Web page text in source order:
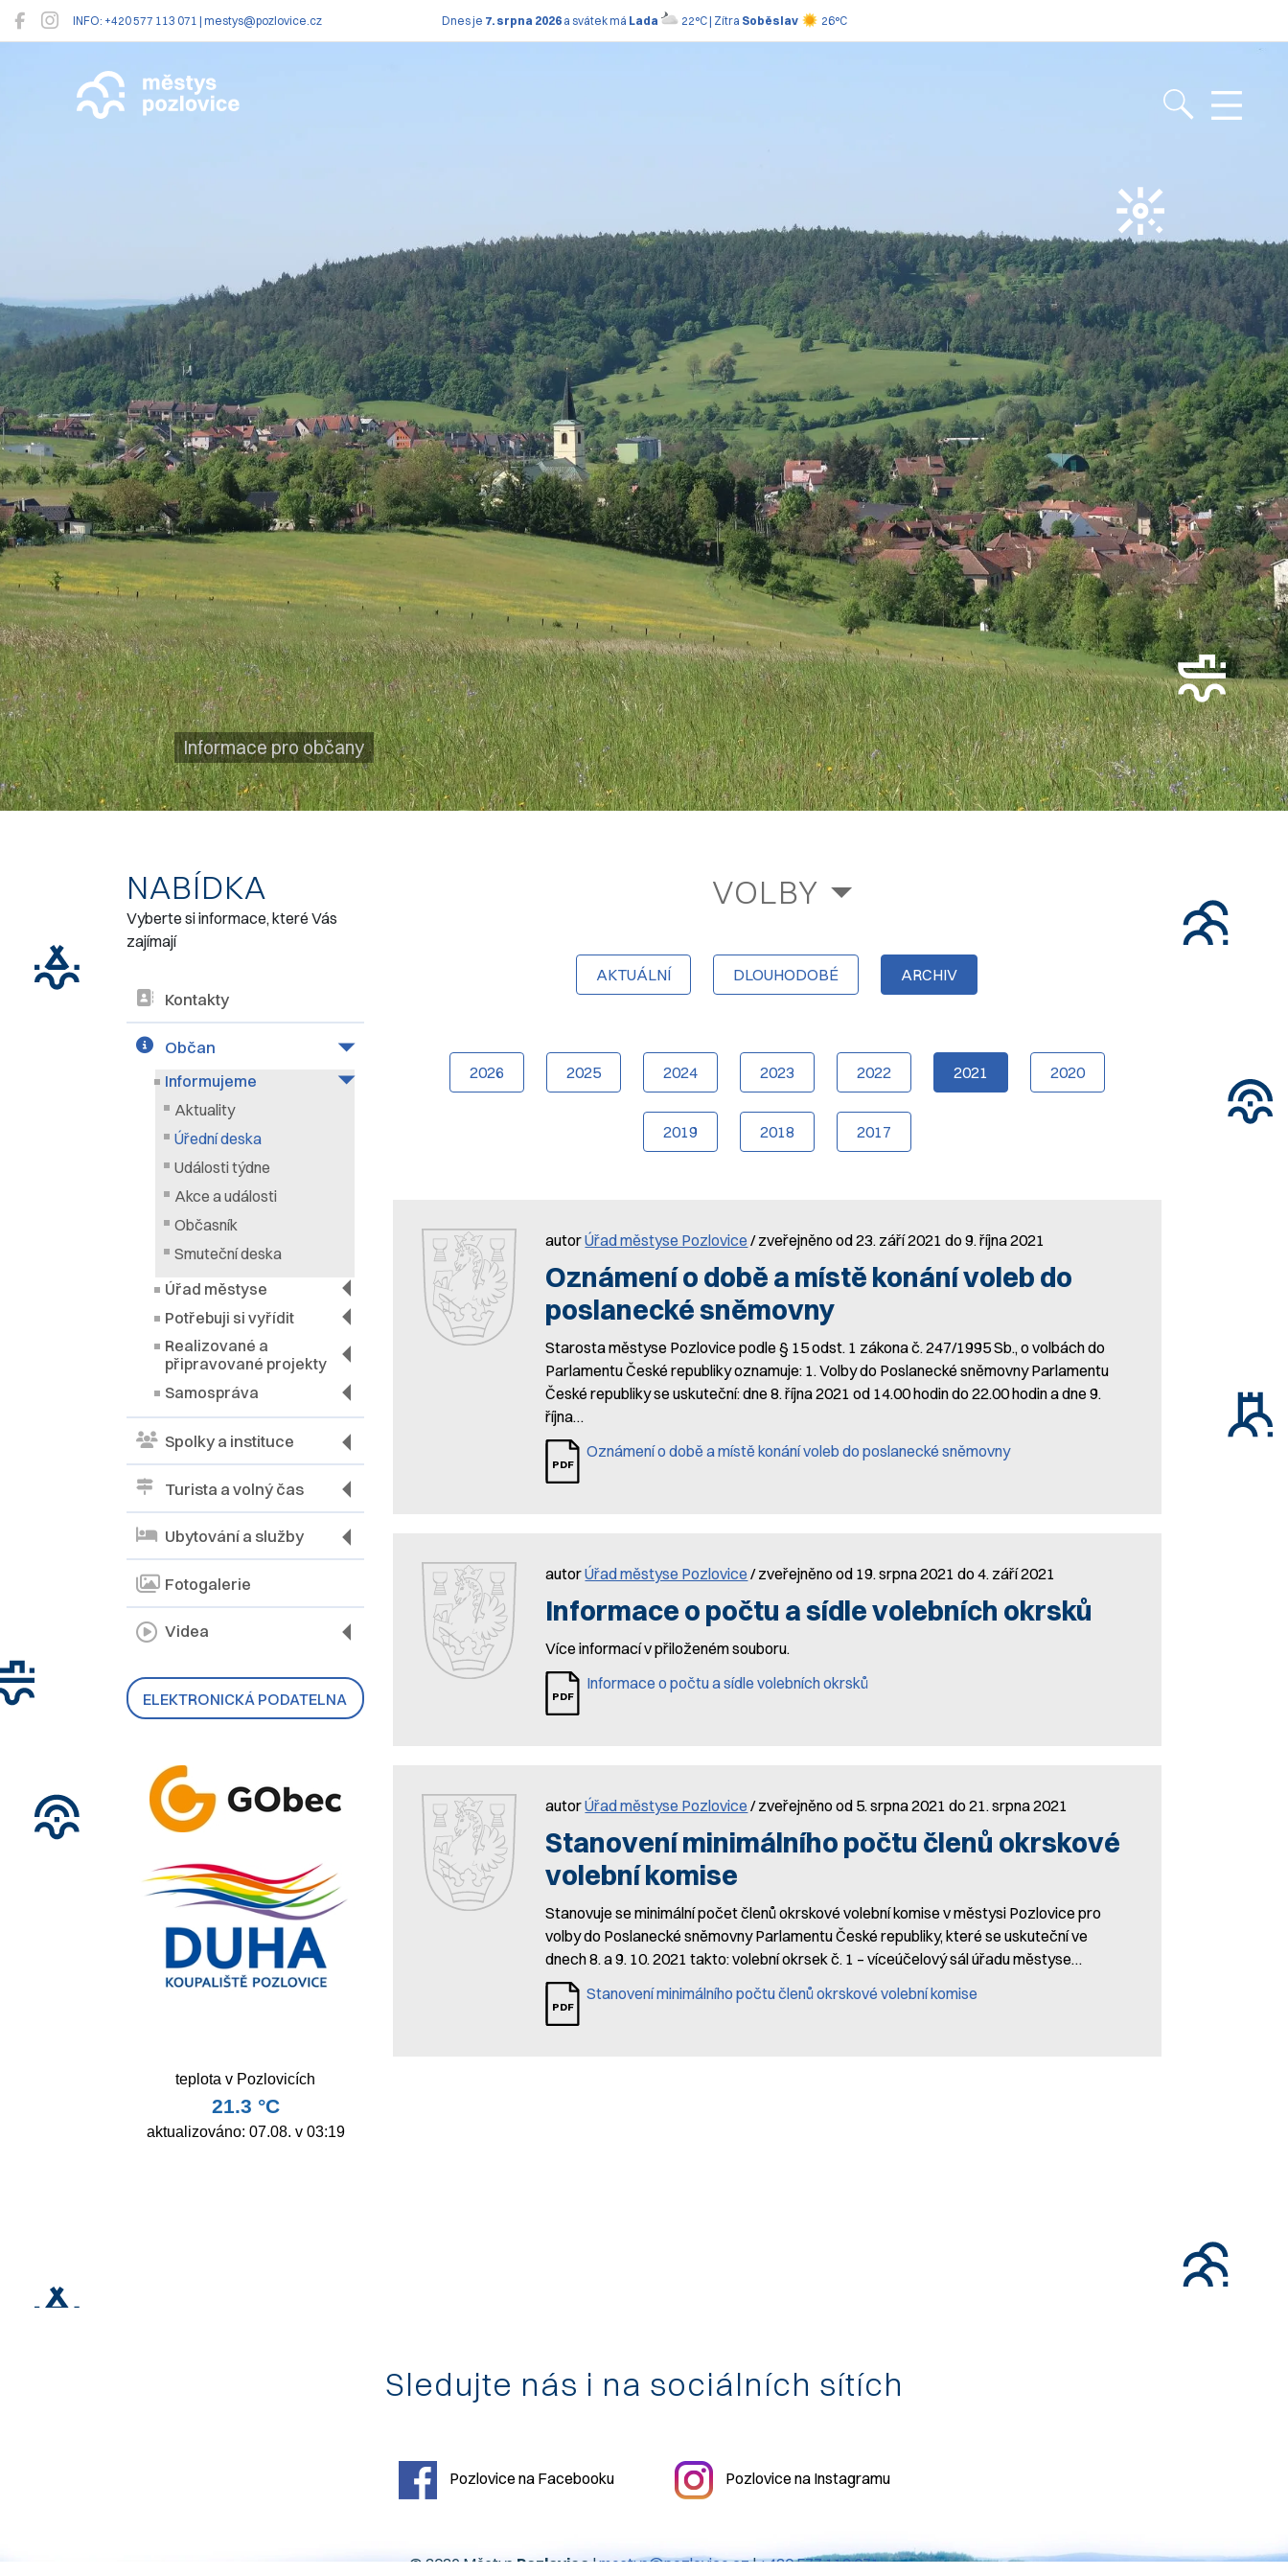
INFO: +420 577 113 071 | mestys@pozlovice.cz Dnes je 7. srpna 2026a svátek má Lada 22°C | Zítra Soběslav 26°C
Pozlovice
Informace pro občany
NABÍDKA
Vyberte si informace, které Vás
zajímají
Kontakty
Občan
Informujeme
Aktuality
Úřední deska
Události týdne
Akce a události
Občasník
Smuteční deska
Úřad městyse
Potřebuji si vyřídit
Realizované a
připravované projekty
Samospráva
Spolky a instituce
Turista a volný čas
Ubytování a služby
Fotogalerie
Videa
ELEKTRONICKÁ PODATELNA
VOLBY
AKTUÁLNÍ DLOUHODOBÉ ARCHIV
2026 2025 2024 2023 2022 2021 2020
2019 2018 2017
autorÚřad městyse Pozlovice / zveřejněno od 23. září 2021 do 9. října 2021
Oznámení o době a místě konání voleb do
poslanecké sněmovny
Starosta městyse Pozlovice podle § 15 odst. 1 zákona č. 247/1995 Sb., o volbách do
Parlamentu České republiky oznamuje: 1. Volby do Poslanecké sněmovny Parlamentu
České republiky se uskuteční: dne 8. října 2021 od 14.00 hodin do 22.00 hodin a dne 9.
října…
Oznámení o době a místě konání voleb do poslanecké sněmovny
autorÚřad městyse Pozlovice / zveřejněno od 19. srpna 2021 do 4. září 2021
Informace o počtu a sídle volebních okrsků
Více informací v přiloženém souboru.
Informace o počtu a sídle volebních okrsků
autorÚřad městyse Pozlovice / zveřejněno od 5. srpna 2021 do 21. srpna 2021
Stanovení minimálního počtu členů okrskové
volební komise
Stanovuje se minimální počet členů okrskové volební komise v městysi Pozlovice pro
volby do Poslanecké sněmovny Parlamentu České republiky, které se uskuteční ve
dnech 8. a 9. 10. 2021 takto: volební okrsek č. 1 – víceúčelový sál úřadu městyse…
Stanovení minimálního počtu členů okrskové volební komise
Sledujte nás i na sociálních sítích
Pozlovice na Facebooku Pozlovice na Instagramu
© 2026 Městys Pozlovice|mestys@pozlovice.cz|+420 577 113 071